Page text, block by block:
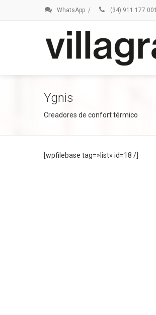
WhatsApp / (34) 911 177 001
Ygnis
Creadores de confort térmico
[wpfilebase tag=»list» id=18 /]